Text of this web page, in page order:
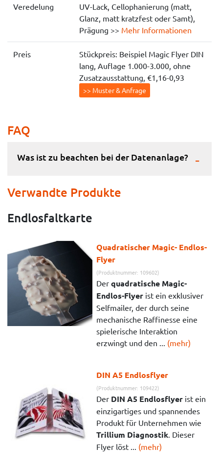
Veredelung
UV-Lack, Cellophanierung (matt,
Glanz, matt kratzfest oder Samt),
Prägung >> Mehr Informationen
Preis
Stückpreis: Beispiel Magic Flyer DIN
lang, Auflage 1.000-3.000, ohne
Zusatzausstattung, €1,16-0,93
>> Muster & Anfrage
FAQ
Was ist zu beachten bei der Datenanlage?
Verwandte Produkte
Endlosfaltkarte
Quadratischer Magic- Endlos-
Flyer
(Produktnummer: 109602)
Derquadratische Magic-
Endlos-Flyer ist ein exklusiver
Selfmailer, der durch seine
mechanische Raffinesse eine
spielerische Interaktion
erzwingt und den ... (mehr)
DIN A5 Endlosflyer
(Produktnummer: 109422)
Der DIN A5 Endlosflyer ist ein
einzigartiges und spannendes
Produkt für Unternehmen wie
Trillium Diagnostik . Dieser
Flyer löst ... (mehr)